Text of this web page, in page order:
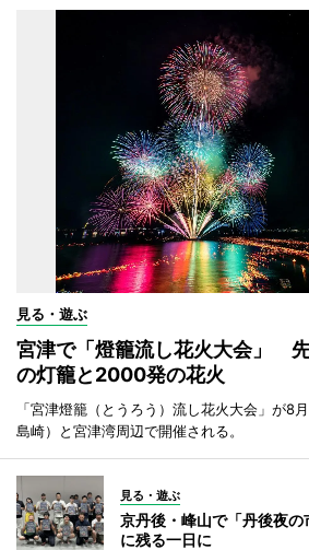
見る・遊ぶ
宮津で「燈籠流し花火大会」
の灯籠と2000発の花火
「宮津燈籠（とうろう）流し花火大会」が8
島崎）と宮津湾周辺で開催される。
見る・遊ぶ
京丹後・峰山で「丹後夜
に残る一日に